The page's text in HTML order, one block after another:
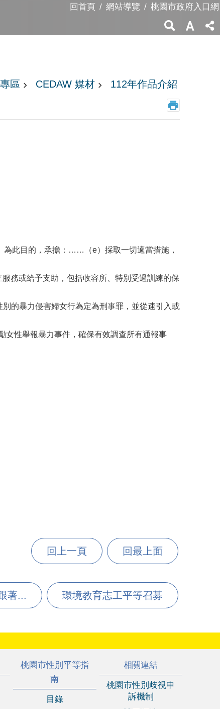
回首頁 網站導覽 桃園市政府入口網
區 CEDAW 媒材 112年作品介紹
為此目的，承擔：……（e）採取一切適當措施，
務或給予支助，包括收容所、特別受過訓練的保
的暴力侵害婦女行為定為刑事罪，並從速引入或
女性舉報暴力事件，確保有效調查所有通報事
回上一頁 回最上面
著... 環境教育志工平等召募
桃園市性別平等指
南
目錄
相關連結
桃園市性別歧視申
訴機制